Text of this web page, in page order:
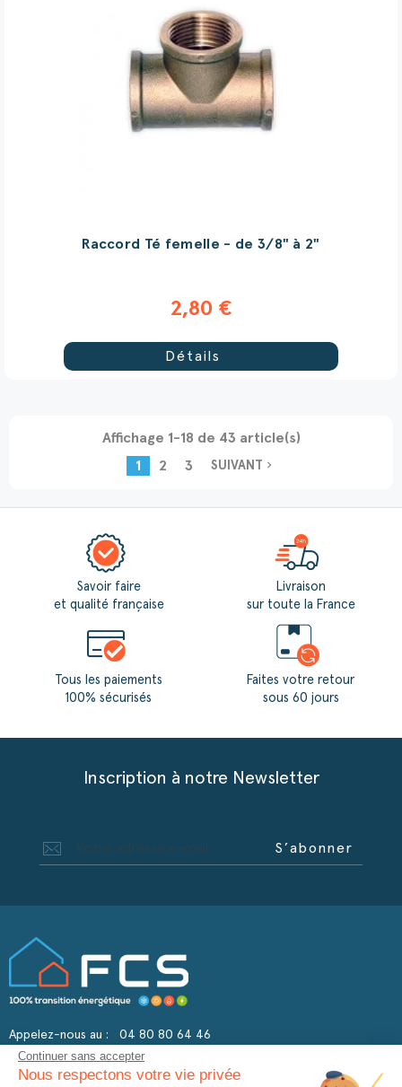
Raccord Té femelle - de 3/8" à 2"
2,80 €
Détails
Affichage 1-18 de 43 article(s)
1
2 3 SUIVANT navigate_next
Savoir faire
et qualité française
Tous les paiements
100% sécurisés
Livraison
sur toute la France
Faites votre retour
sous 60 jours
Inscription à notre Newsletter
S’abonner
Appelez-nous au : 04 80 80 64 46
Continuer sans accepter
Nous respectons votre vie privée